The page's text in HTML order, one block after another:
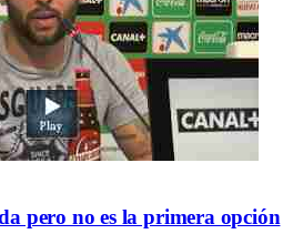
pero no es la primera opción